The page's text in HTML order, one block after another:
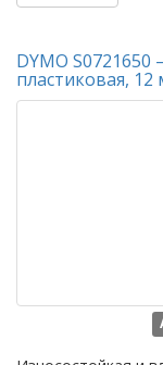
DYMO
пластиковая,